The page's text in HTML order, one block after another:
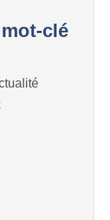
clé